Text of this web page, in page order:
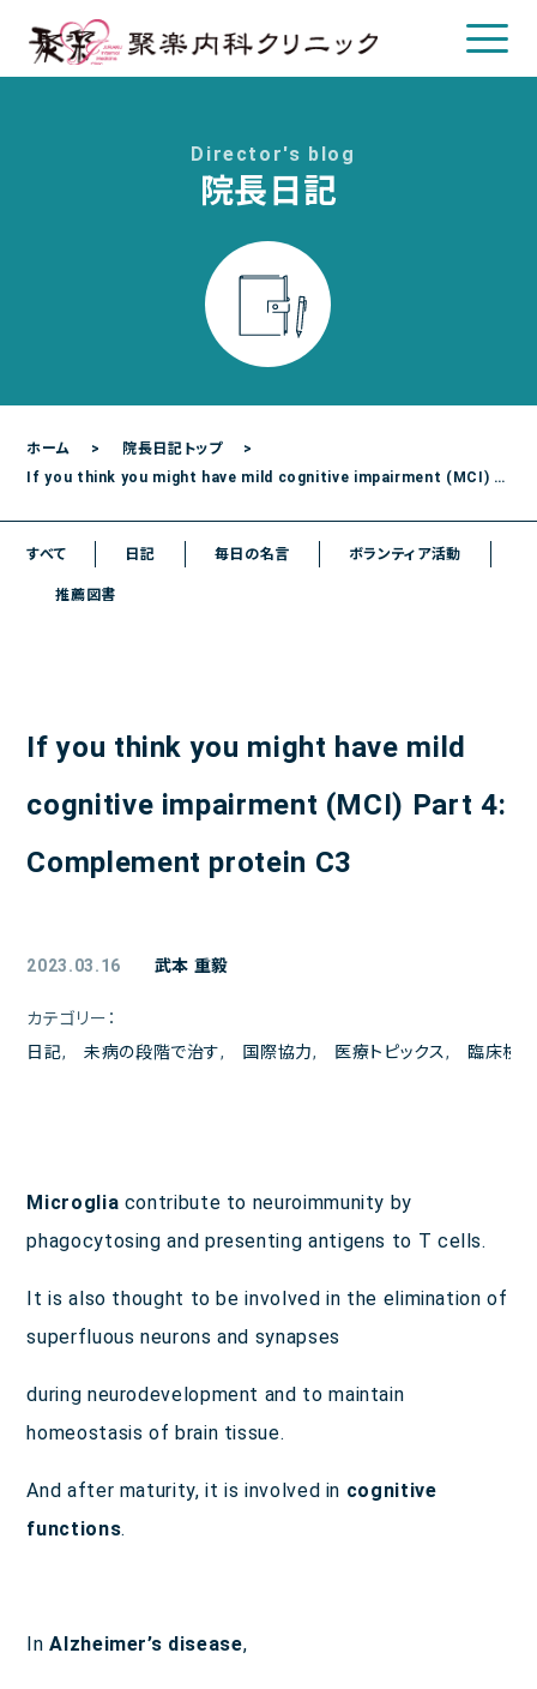
院長について
診療内容
各種検査
各種予防接種
ご予約
アクセス
よくある質問
クリニックからのお知らせ
聚楽内科クリニック
ご予約・お問い合わせは
TEL.096-387-2277
[受付 平日 11～13時、14～18時]
午前
Director's blog
院長日記
ホーム
院長日記トップ
If you think you might have mild cognitive impairment (MCI) Part 4: Complement protein C3
すべて 日記 毎日の名言 ボランティア活動
推薦図書
If you think you might have mild
cognitive impairment (MCI) Part 4:
Complement protein C3
2023.03.16 武本 重毅
カテゴリー：
日記, 未病の段階で治す, 国際協力, 医療トピックス, 臨床検査
Microglia contribute to neuroimmunity by
phagocytosing and presenting antigens to T cells.
It is also thought to be involved in the elimination of
superfluous neurons and synapses
during neurodevelopment and to maintain
homeostasis of brain tissue.
And after maturity, it is involved in cognitive
functions.
InAlzheimer’s disease,